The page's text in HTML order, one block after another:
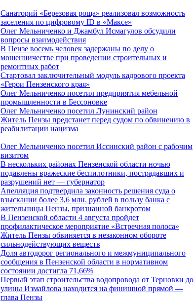
Санаторий «Березовая роща» реализовал возможность
заселения по цифровому ID в «Максе»
Олег Мельниченко и Джамбул Исмагулов обсудили
вопросы взаимодействия
В Пензе восемь человек задержаны по делу о
мошенничестве при проведении строительных и
ремонтных работ
Стартовал заключительный модуль кадрового проекта
«Герои Пензенского края»
Олег Мельниченко посетил предприятия мебельной
промышленности в Бессоновке
Олег Мельниченко посетил Лунинский район
Житель Пензы предстанет перед судом по обвинению в
реабилитации нацизма
Олег Мельниченко посетил Иссинский район с рабочим
визитом
В нескольких районах Пензенской области ночью
подавлены вражеские беспилотники, пострадавших и
разрушений нет — губернатор
Апелляция подтвердила законность решения суда о
взыскании более 3,6 млн. рублей в пользу банка с
жительницы Пензы, признанной банкротом
В Пензенской области 4 августа пройдет
профилактическое мероприятие «Встречная полоса»
Житель Пензы обвиняется в незаконном обороте
сильнодействующих веществ
Доля автодорог регионального и межмуниципального
сообщения в Пензенской области в нормативном
состоянии достигла 71,66%
Первый этап строительства водопровода от Терновки до
улицы Измайлова находится на финишной прямой —
глава Пензы